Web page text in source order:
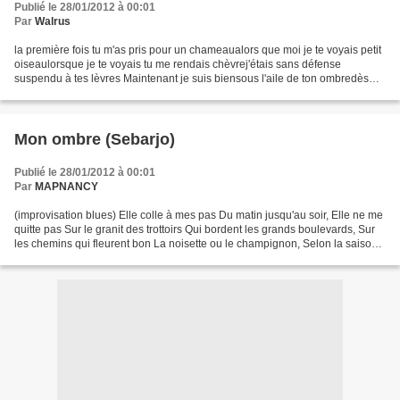
Publié le 28/01/2012 à 00:01
Par Walrus
la première fois tu m'as pris pour un chameaualors que moi je te voyais petit
oiseaulorsque je te voyais tu me rendais chèvrej'étais sans défense
suspendu à tes lèvres Maintenant je suis biensous l'aile de ton ombredès
Mon ombre (Sebarjo)
Publié le 28/01/2012 à 00:01
Par MAPNANCY
(improvisation blues) Elle colle à mes pas Du matin jusqu'au soir, Elle ne me
quitte pas Sur le granit des trottoirs Qui bordent les grands boulevards, Sur
les chemins qui fleurent bon La noisette ou le champignon, Selon la saison.